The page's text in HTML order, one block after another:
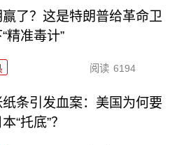
了？这是特朗普给革命卫
“精准毒计”
阅读 6194
条引发血案：美国为何要
“托底”？